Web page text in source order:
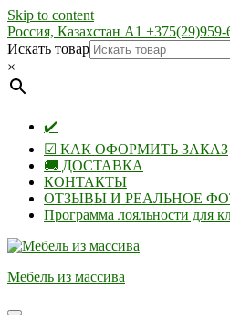
Skip to content
Россия, Казахстан А1
Искать товар
×
✔️
☑ КАК ОФОРМИТЬ ЗАКАЗ
🚚 ДОСТАВКА
КОНТАКТЫ
ОТЗЫВЫ И РЕАЛЬНОЕ
Программа лояльности для
Мебель из массива